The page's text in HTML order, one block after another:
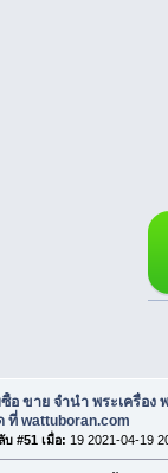
อ ขาย จำนำ พระเครื่อง
ที่ wattuboran.com
บ #51 เมื่อ: 19 2021-04-19